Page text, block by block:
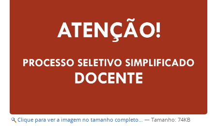
Clique para ver a imagem no tamanho completo… — Tamanho: 74KB